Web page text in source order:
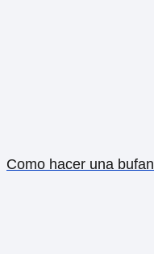
Como hacer una